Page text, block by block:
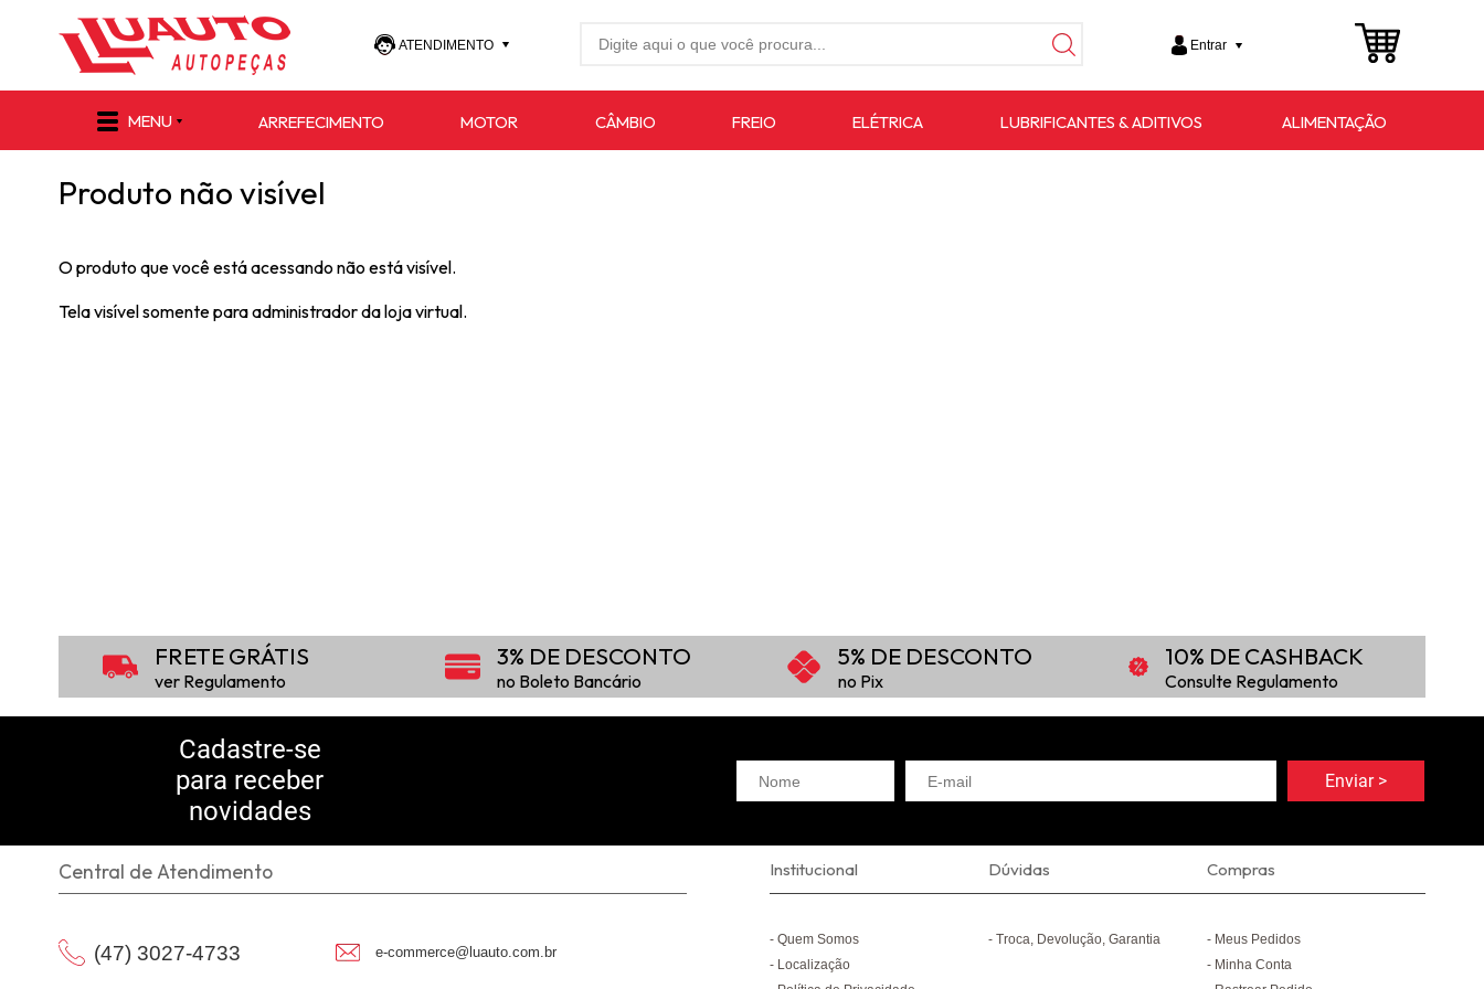
ATENDIMENTO
(47) 3027-4733
Entrar
MENU ARREFECIMENTO MOTOR CÂMBIO FREIO ELÉTRICA LUBRIFICANTES & ADITIVOS ALIMENTAÇÃO
Produto não visível
O produto que você está acessando não está visível.
Tela visível somente para administrador da loja virtual.
FRETE GRÁTIS
ver Regulamento
3% DE DESCONTO
no Boleto Bancário
5% DE DESCONTO
no Pix
10% DE CASHBACK
Consulte Regulamento
Cadastre-se
para receber
novidades
Central de Atendimento
(47) 3027-4733 e-commerce@luauto.com.br
Institucional
Quem Somos
Localização
Dúvidas
Troca, Devolução, Garantia
Compras
Meus Pedidos
Minha Conta